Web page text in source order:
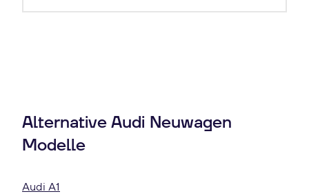
Alternative Audi Neuwagen
Modelle
Audi A1